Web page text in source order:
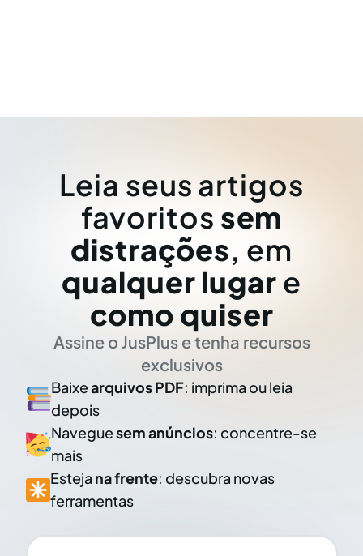
Leia seus artigos
favoritos sem
distrações, em
qualquer lugar e
como quiser
Assine o JusPlus e tenha recursos
exclusivos
Baixearquivos PDF: imprima ou leia
depois
Naveguesem anúncios: concentre-se
mais
Esteja na frente: descubra novas
ferramentas